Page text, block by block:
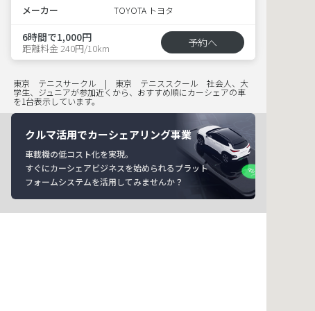
メーカー TOYOTA トヨタ
6時間で1,000円
距離料金 240円/10km 予約へ
東京 テニスサークル | 東京 テニススクール 社会人、大
学生、ジュニアが参加近くから、おすすめ順にカーシェアの車
を1台表示しています。
クルマ活用でカーシェアリング事業
車載機の低コスト化を実現。
すぐにカーシェアビジネスを始められるプラット
フォームシステムを活用してみませんか？